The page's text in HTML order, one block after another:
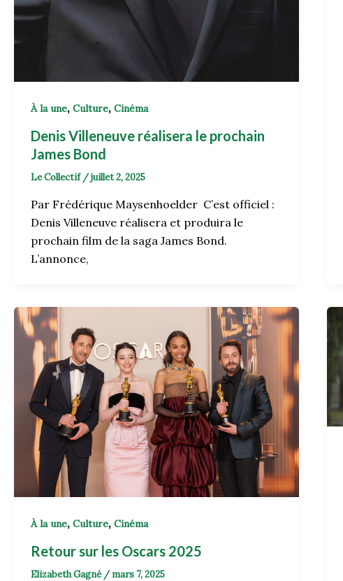
À la une, Culture, Cinéma
Denis Villeneuve réalisera le prochain
James Bond
Le Collectif /juillet 2, 2025
Par Frédérique Maysenhoelder C’est officiel :
Denis Villeneuve réalisera et produira le
prochain film de la saga James Bond.
L’annonce,
À la une, Culture, Cinéma
Retour sur les Oscars 2025
Elizabeth Gagné / mars 7, 2025